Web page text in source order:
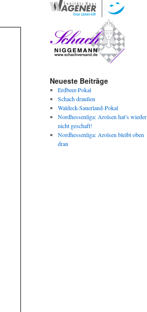
Neueste Beiträge
Erdbeer-Pokal
Schach draußen
Waldeck-Sauerland-Pokal
Nordhessenliga: Arolsen hat’s wieder
nicht geschaft!
Nordhessenliga: Arolsen bleibt oben
dran